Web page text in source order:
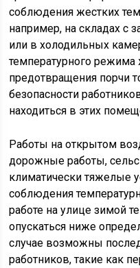
соблюдения жестких
например, на складах с
или в холодильных
температурного режима
предотвращения порчи
безопасности
находиться в этих
Работы на открытом
дорожные работы,
климатически тяжелые
соблюдения
работе на улице зимой
опускаться ниже
случае возможны
работников, такие как